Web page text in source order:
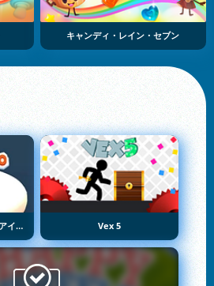
キャンディ・レイン・セブン
スノーボール・ドット・アイオー Vex 5